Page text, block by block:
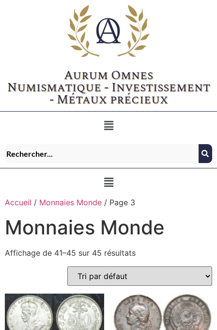
Aurum Omnes
Numismatique - Investissement
- Métaux précieux
Accueil / Monnaies Monde / Page 3
Monnaies Monde
Affichage de 41–45 sur 45 résultats